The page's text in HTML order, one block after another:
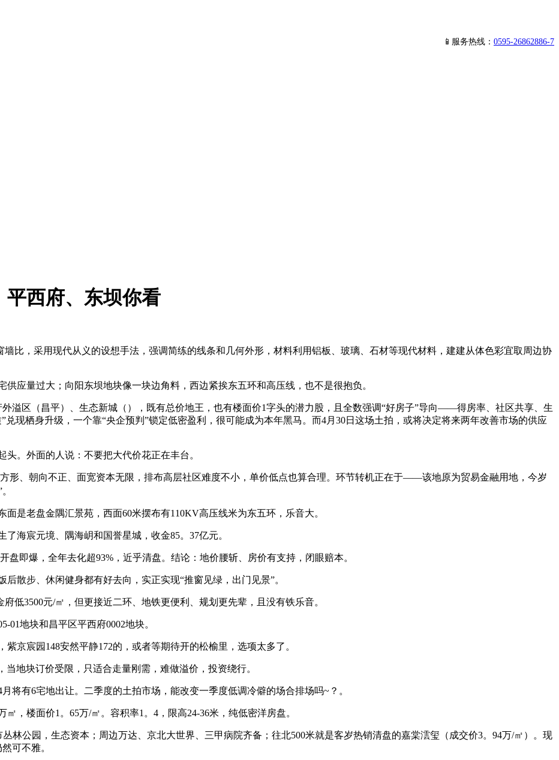
📱服务热线： 0595-26862886-7
西府、东坝你看
，采用现代从义的设想手法，强调简练的线条和几何外形，材料利用铝板、玻璃、石材等现代材料，建建从体色彩宜取周边协
应量过大；向阳东坝地块像一块边角料，西边紧挨东五环和高压线，也不是很抱负。
区（昌平）、生态新城（），既有总价地王，也有楼面价1字头的潜力股，且全数强调“好房子”导向——得房率、社区共享、生
现栖身升级，一个靠“央企预判”锁定低密盈利，很可能成为本年黑马。而4月30日这场土拍，或将决定将来两年改善市场的供应
。外面的人说：不要把大代价花正在丰台。
、朝向不正、面宽资本无限，排布高层社区难度不小，单价低点也算合理。环节转机正在于——该地原为贸易金融用地，今岁
老盘金隅汇景苑，西面60米摆布有110KV高压线米为东五环，乐音大。
宸元境、隅海岄和国誉星城，收金85。37亿元。
即爆，全年去化超93%，近乎清盘。结论：地价腰斩、房价有支持，闭眼赔本。
步、休闲健身都有好去向，实正实现“推窗见绿，出门见景”。
3500元/㎡，但更接近二环、地铁更便利、规划更先辈，且没有铁乐音。
地块和昌平区平西府0002地块。
宸园148安然平静172的，或者等期待开的松榆里，选项太多了。
地块订价受限，只适合走量刚需，难做溢价，投资绕行。
有6宅地出让。二季度的土拍市场，能改变一季度低调冷僻的场合排场吗~？。
楼面价1。65万/㎡。容积率1。4，限高24-36米，纯低密洋房盘。
公园，生态资本；周边万达、京北大世界、三甲病院齐备；往北500米就是客岁热销清盘的嘉棠澐玺（成交价3。94万/㎡）。现
可不雅。